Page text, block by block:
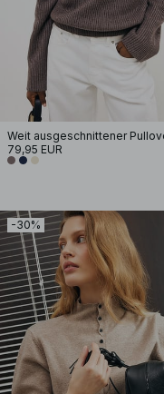
79,95 EUR
-30%